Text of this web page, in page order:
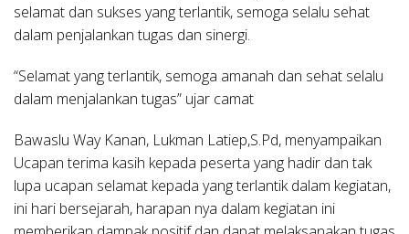
selamat dan sukses yang terlantik, semoga selalu sehat
dalam penjalankan tugas dan sinergi.
“Selamat yang terlantik, semoga amanah dan sehat selalu
dalam menjalankan tugas” ujar camat
Bawaslu Way Kanan, Lukman Latiep,S.Pd, menyampaikan
Ucapan terima kasih kepada peserta yang hadir dan tak
lupa ucapan selamat kepada yang terlantik dalam kegiatan,
ini hari bersejarah, harapan nya dalam kegiatan ini